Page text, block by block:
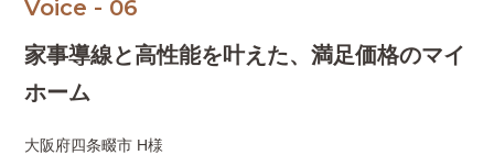
Voice - 06
家事導線と高性能を叶えた、満足価格のマイ
ホーム
大阪府四条畷市 H様